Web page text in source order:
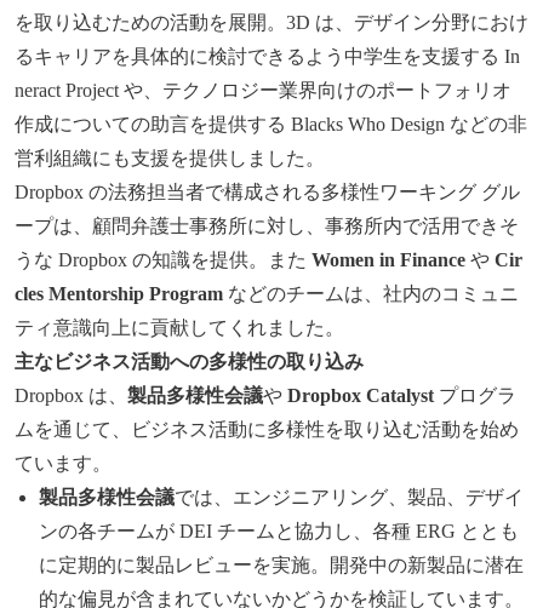
を取り込むための活動を展開。3D は、デザイン分野におけ
るキャリアを具体的に検討できるよう中学生を支援する In
neract Project や、テクノロジー業界向けのポートフォリオ
作成についての助言を提供する Blacks Who Design などの非
営利組織にも支援を提供しました。
Dropbox の法務担当者で構成される多様性ワーキング グル
ープは、顧問弁護士事務所に対し、事務所内で活用できそ
うな Dropbox の知識を提供。また Women in Finance や Cir
cles Mentorship Program などのチームは、社内のコミュニ
ティ意識向上に貢献してくれました。
主なビジネス活動への多様性の取り込み
Dropbox は、 製品多様性会議や Dropbox Catalyst プログラ
ムを通じて、ビジネス活動に多様性を取り込む活動を始め
ています。
製品多様性会議では、エンジニアリング、製品、デザイ
ンの各チームが DEI チームと協力し、各種 ERG ととも
に定期的に製品レビューを実施。開発中の新製品に潜在
的な偏見が含まれていないかどうかを検証しています。